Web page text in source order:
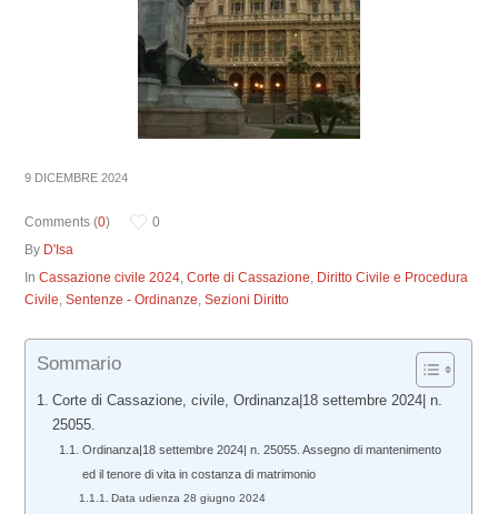
9 DICEMBRE 2024
Comments (0)
0
By D'Isa
InCassazione civile 2024,Corte di Cassazione, Diritto Civile e Procedura
Civile,Sentenze - Ordinanze,Sezioni Diritto
Sommario
Corte di Cassazione, civile, Ordinanza|18 settembre 2024| n.
25055.
Ordinanza|18 settembre 2024| n. 25055. Assegno di mantenimento
ed il tenore di vita in costanza di matrimonio
Data udienza 28 giugno 2024